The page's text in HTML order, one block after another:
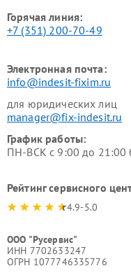
Горячая линия:
+7 (351) 200-70-49
Электронная почта:
info@indesit-fixim.ru
для юридических лиц
manager@fix-indesit.ru
График работы:
ПН-ВСК с 9:00 до 21:00
Рейтинг сервисного
4.9-5.0
ООО "Русервис"
ИНН 7702633247
ОГРН 1077746335776